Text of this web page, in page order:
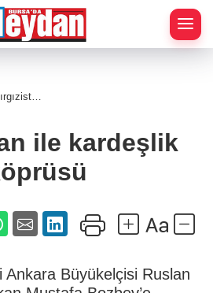
ile kardeşlik
Ankara Büyükelçisi Ruslan